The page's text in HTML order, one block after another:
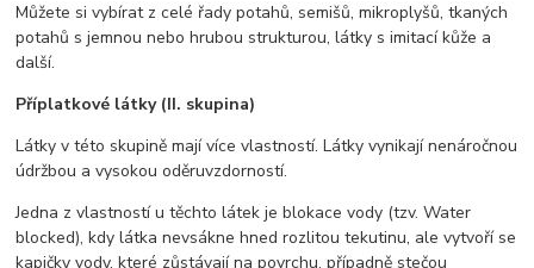
Můžete si vybírat z celé řady potahů, semišů, mikroplyšů, tkaných
potahů s jemnou nebo hrubou strukturou, látky s imitací kůže a
další.
Příplatkové látky (II. skupina)
Látky v této skupině mají více vlastností. Látky vynikají nenáročnou
údržbou a vysokou oděruvzdorností.
Jedna z vlastností u těchto látek je blokace vody (tzv. Water
blocked), kdy látka nevsákne hned rozlitou tekutinu, ale vytvoří se
kapičky vody, které zůstávají na povrchu, případně stečou